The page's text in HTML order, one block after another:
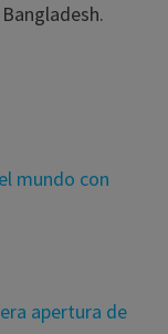
mundo con
apertura de